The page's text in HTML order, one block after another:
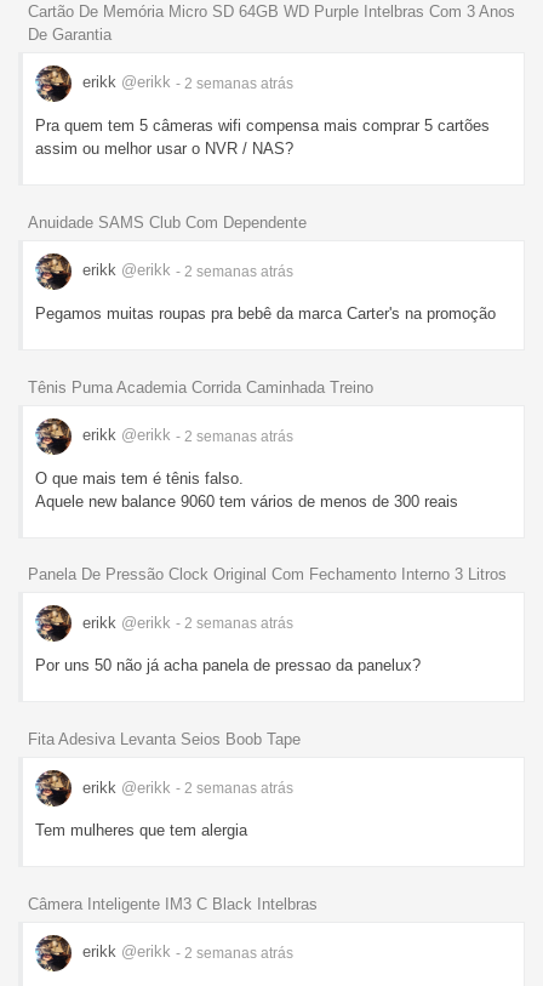
Cartão De Memória Micro SD 64GB WD Purple Intelbras Com 3 Anos
De Garantia
erikk @erikk - 2 semanas atrás
Pra quem tem 5 câmeras wifi compensa mais comprar 5 cartões
assim ou melhor usar o NVR / NAS?
Anuidade SAMS Club Com Dependente
erikk @erikk - 2 semanas atrás
Pegamos muitas roupas pra bebê da marca Carter's na promoção
Tênis Puma Academia Corrida Caminhada Treino
erikk @erikk - 2 semanas atrás
O que mais tem é tênis falso.
Aquele new balance 9060 tem vários de menos de 300 reais
Panela De Pressão Clock Original Com Fechamento Interno 3 Litros
erikk @erikk - 2 semanas atrás
Por uns 50 não já acha panela de pressao da panelux?
Fita Adesiva Levanta Seios Boob Tape
erikk @erikk - 2 semanas atrás
Tem mulheres que tem alergia
Câmera Inteligente IM3 C Black Intelbras
erikk @erikk - 2 semanas atrás